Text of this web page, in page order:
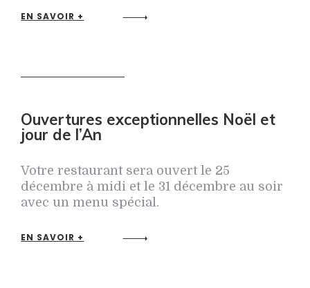
EN SAVOIR +
Ouvertures exceptionnelles Noël et
jour de l’An
Votre restaurant sera ouvert le 25
décembre à midi et le 31 décembre au soir
avec un menu spécial.
EN SAVOIR +